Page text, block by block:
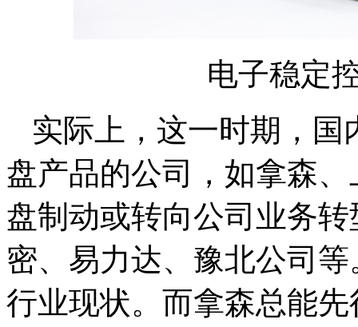
电子稳定
实际上，这一时期，
盘产品的公司，如拿森
盘制动或转向公司业务
密、易力达、豫北公司
行业现状。而拿森总能